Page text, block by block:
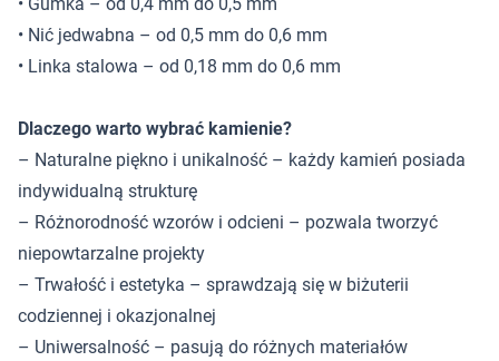
• Nić jedwabna – od 0,5 mm do 0,6 mm
• Linka stalowa – od 0,18 mm do 0,6 mm
Dlaczego warto wybrać kamienie?
– Naturalne piękno i unikalność – każdy kamień posiada
indywidualną strukturę
– Różnorodność wzorów i odcieni – pozwala tworzyć
niepowtarzalne projekty
– Trwałość i estetyka – sprawdzają się w biżuterii
codziennej i okazjonalnej
– Uniwersalność – pasują do różnych materiałów